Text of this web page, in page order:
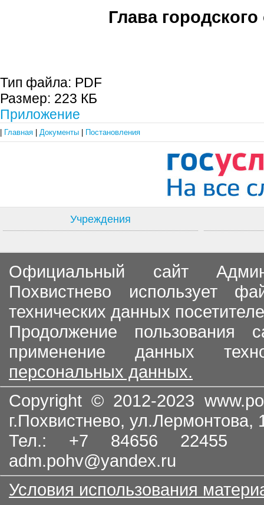
Глава городского
Тип файла: PDF
Размер: 223 КБ
Приложение
Главная Документы Постановления
Учреждения
Официальный сайт
Похвистнево использует
технических данных
Продолжение пользования
применение данных
персональных данных.
Copyright © 2012-2023
г.Похвистнево, ул.Лермонтова,
Тел.: +7 84656
adm.pohv@yandex.ru
Условия использования